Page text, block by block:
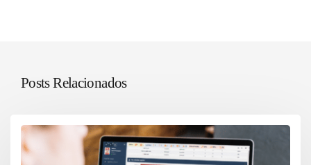
Posts Relacionados